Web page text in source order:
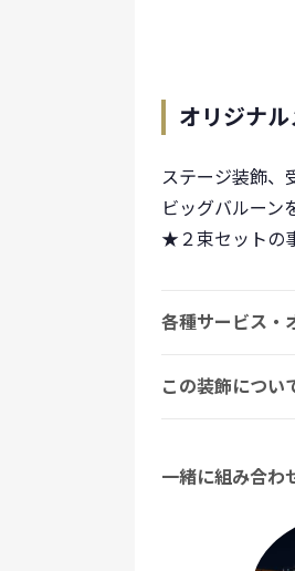
オリジナル
ステージ装飾、
ビッグバルーン
★２束セットの
各種サービス・
この装飾につい
一緒に組み合わ